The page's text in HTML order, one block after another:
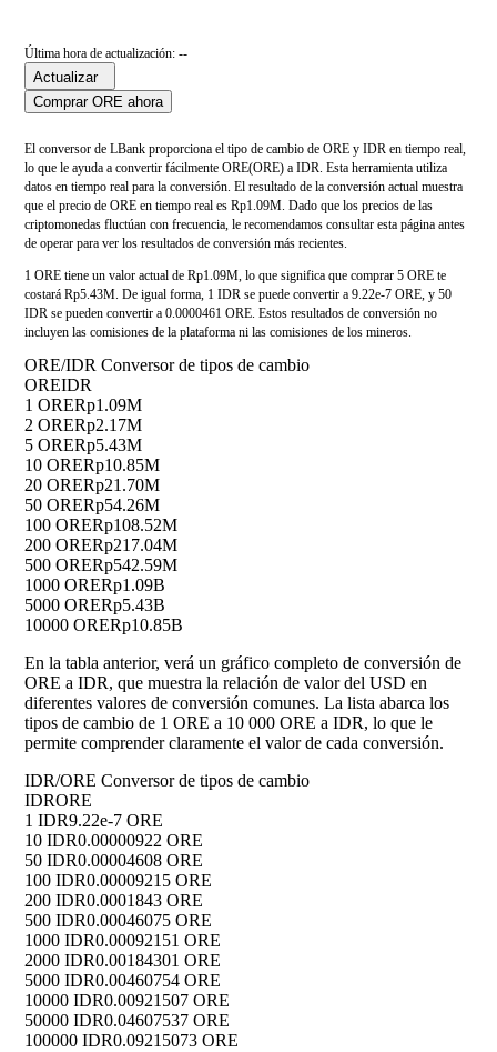
Última hora de actualización: --
Actualizar
Comprar ORE ahora
El conversor de LBank proporciona el tipo de cambio de ORE y IDR en tiempo real,
lo que le ayuda a convertir fácilmente ORE(ORE) a IDR. Esta herramienta utiliza
datos en tiempo real para la conversión. El resultado de la conversión actual muestra
que el precio de ORE en tiempo real es Rp1.09M. Dado que los precios de las
criptomonedas fluctúan con frecuencia, le recomendamos consultar esta página antes
de operar para ver los resultados de conversión más recientes.
1 ORE tiene un valor actual de Rp1.09M, lo que significa que comprar 5 ORE te
costará Rp5.43M. De igual forma, 1 IDR se puede convertir a 9.22e-7 ORE, y 50
IDR se pueden convertir a 0.0000461 ORE. Estos resultados de conversión no
incluyen las comisiones de la plataforma ni las comisiones de los mineros.
ORE/IDR Conversor de tipos de cambio
OREIDR
1 ORERp1.09M
2 ORERp2.17M
5 ORERp5.43M
10 ORERp10.85M
20 ORERp21.70M
50 ORERp54.26M
100 ORERp108.52M
200 ORERp217.04M
500 ORERp542.59M
1000 ORERp1.09B
5000 ORERp5.43B
10000 ORERp10.85B
En la tabla anterior, verá un gráfico completo de conversión de
ORE a IDR, que muestra la relación de valor del USD en
diferentes valores de conversión comunes. La lista abarca los
tipos de cambio de 1 ORE a 10 000 ORE a IDR, lo que le
permite comprender claramente el valor de cada conversión.
IDR/ORE Conversor de tipos de cambio
IDRORE
1 IDR9.22e-7 ORE
10 IDR0.00000922 ORE
50 IDR0.00004608 ORE
100 IDR0.00009215 ORE
200 IDR0.0001843 ORE
500 IDR0.00046075 ORE
1000 IDR0.00092151 ORE
2000 IDR0.00184301 ORE
5000 IDR0.00460754 ORE
10000 IDR0.00921507 ORE
50000 IDR0.04607537 ORE
100000 IDR0.09215073 ORE